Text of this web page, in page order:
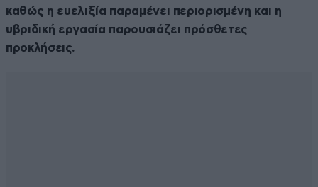
καθώς η ευελιξία παραμένει περιορισμένη και η
υβριδική εργασία παρουσιάζει πρόσθετες
προκλήσεις.